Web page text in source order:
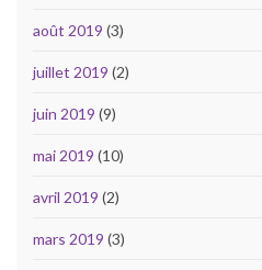
août 2019 (3)
juillet 2019 (2)
juin 2019 (9)
mai 2019 (10)
avril 2019 (2)
mars 2019 (3)